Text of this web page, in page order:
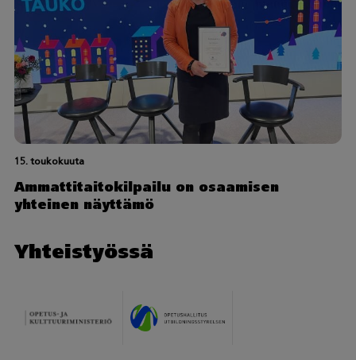
15. toukokuuta
Ammattitaitokilpailu on osaamisen
yhteinen näyttämö
Yhteistyössä